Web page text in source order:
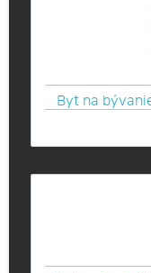
Byt na